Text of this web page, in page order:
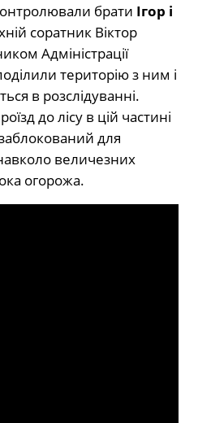
брати Ігор і
соратник Віктор
Адміністрації
територію з ним і
в розслідуванні.
до лісу в цій частині
для
величезних
огорожа.